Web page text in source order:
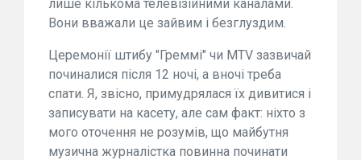
лише кількома телевізійними каналами.
Вони вважали це зайвим і безглуздим.
Церемонії штибу "Греммі" чи MTV зазвичай
починалися після 12 ночі, а вночі треба
спати. Я, звісно, примудрялася їх дивитися і
записувати на касету, але сам факт: ніхто з
мого оточення не розумів, що майбутня
музична журналістка повинна починати